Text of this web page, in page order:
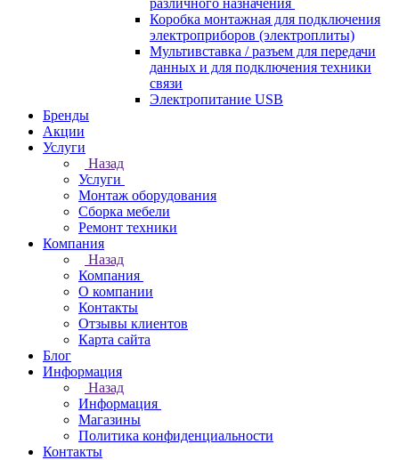
различного назначения
Коробка монтажная для подключения
электроприборов (электроплиты)
Мультивставка / разъем для передачи
данных и для подключения техники
связи
Электропитание USB
Бренды
Акции
Услуги
Назад
Услуги
Монтаж оборудования
Сборка мебели
Ремонт техники
Компания
Назад
Компания
О компании
Контакты
Отзывы клиентов
Карта сайта
Блог
Информация
Назад
Информация
Магазины
Политика конфиденциальности
Контакты